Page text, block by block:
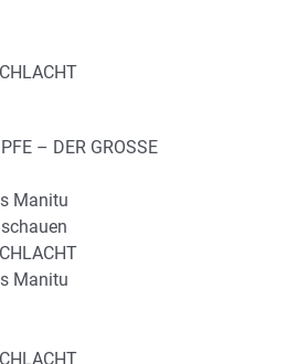
– DER GROSSE
Manitu
Manitu